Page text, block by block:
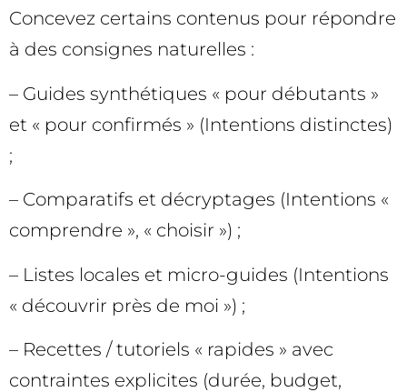
Concevez certains contenus pour répondre
à des consignes naturelles :
– Guides synthétiques « pour débutants »
et « pour confirmés » (Intentions distinctes)
;
– Comparatifs et décryptages (Intentions «
comprendre », « choisir ») ;
– Listes locales et micro-guides (Intentions
« découvrir près de moi ») ;
– Recettes / tutoriels « rapides » avec
contraintes explicites (durée, budget,